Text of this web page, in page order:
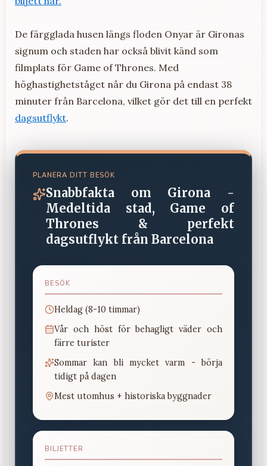
De färgglada husen längs floden Onyar är Gironas
signum och staden har också blivit känd som
filmplats för Game of Thrones. Med
höghastighetståget når du Girona på endast 38
minuter från Barcelona, vilket gör det till en perfekt
dagsutflykt.
PLANERA DITT BESÖK
Snabbfakta om
Girona -
Medeltida stad, Game of
Thrones & perfekt
dagsutflykt från Barcelona
BESÖK
Heldag (8-10 timmar)
Vår och höst för behagligt väder och
färre turister
Sommar kan bli mycket varm - börja
tidigt på dagen
Mest utomhus + historiska byggnader
BILJETTER